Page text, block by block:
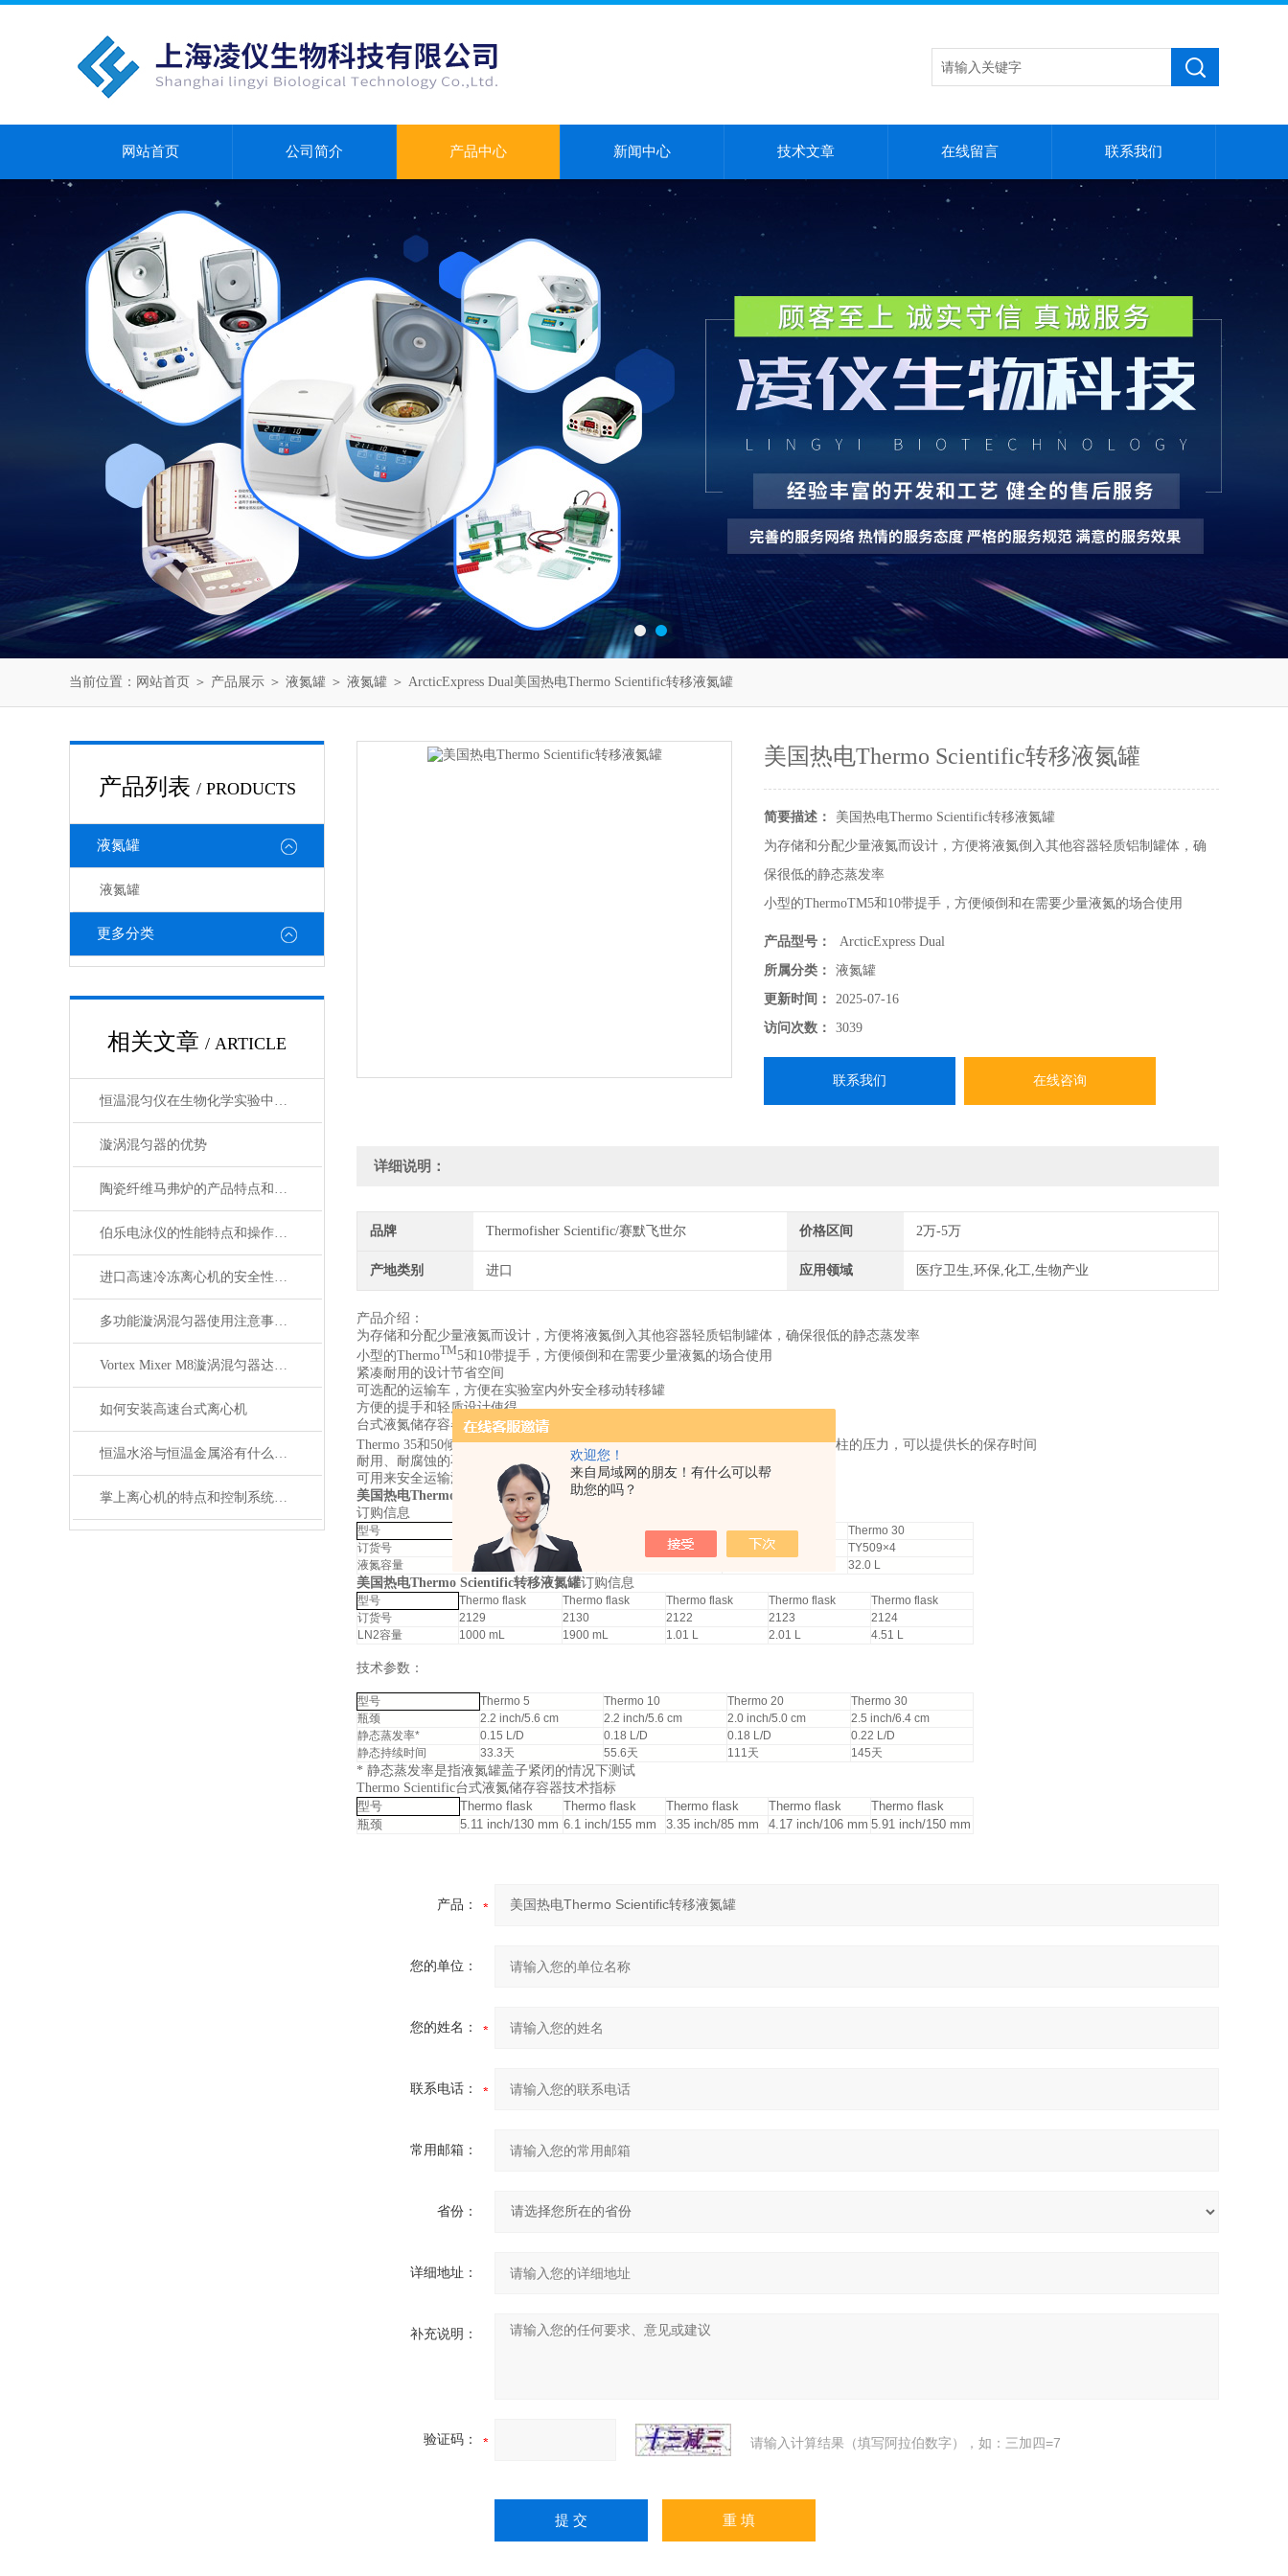
欢迎您！
来自局域网的朋友！有什么可以帮
助您的吗？
网站首页 公司简介 产品中心 新闻中心 技术文章 在线留言 联系我们
当前位置： 网站首页 ＞ 产品展示 ＞ 液氮罐 ＞ 液氮罐 ＞ ArcticExpress Dual美国热电Thermo Scientific转移液氮罐
产品列表 / PRODUCTS
液氮罐
液氮罐
更多分类
相关文章 / ARTICLE
恒温混匀仪在生物化学实验中的应用分析
漩涡混匀器的优势
陶瓷纤维马弗炉的产品特点和用途概述
伯乐电泳仪的性能特点和操作注意事项说明
进口高速冷冻离心机的安全性与性能保障说明
多功能漩涡混匀器使用注意事项有哪些
Vortex Mixer M8漩涡混匀器达到安全标准,满足实验要求
如何安装高速台式离心机
恒温水浴与恒温金属浴有什么不同
掌上离心机的特点和控制系统介绍
美国热电Thermo Scientific转移液氮罐
简要描述：
美国热电Thermo Scientific转移液氮罐
为存储和分配少量液氮而设计，方便将液氮倒入其他容器轻质铝制罐体，确
保很低的静态蒸发率
小型的ThermoTM5和10带提手，方便倾倒和在需要少量液氮的场合使用
紧凑耐用的设计节省空间
可选配的运输车，方便在实验室内外安全移动转移罐
产品型号：
ArcticExpress Dual
所属分类：
液氮罐
更新时间：
2025-07-16
访问次数：
3039
联系我们 在线咨询
详细说明：
品牌 Thermofisher Scientific/赛默飞世尔 价格区间 2万-5万
产地类别 进口 应用领域 医疗卫生,环保,化工,生物产业
产品介绍：
为存储和分配少量液氮而设计，方便将液氮倒入其他容器轻质铝制罐体，确保很低的静态蒸发率
小型的ThermoTM5和10带提手，方便倾倒和在需要少量液氮的场合使用
紧凑耐用的设计节省空间
可选配的运输车，方便在实验室内外安全移动转移罐
方便的提手和轻质设计使得
台式液氮储存容器
Thermo 35和50倾倒液氮方便易行Thermo Flask®液氮容器可抽真空到1×10-5毫米汞柱的压力，可以提供长的保存时间
耐用、耐腐蚀的不锈钢外壳、提手，有夹钳盖确保安全、盖子有出气口
可用来安全运输液氮
美国热电Thermo Scientific转移液氮罐
订购信息
型号 Thermo 5 Thermo 10 Thermo 20
Thermo 30
订货号
TY509×1 TY509×3
TY509×4
液氮容量
5.0 L 32.0 L
美国热电Thermo Scientific转移液氮罐订购信息
型号 Thermo flask Thermo flask Thermo flask Thermo flask
Thermo flask
订货号
2129 2130 2122 2123
2124
LN2容量
1000 mL 1900 mL 1.01 L 2.01 L 4.51 L
技术参数：
型号 Thermo 5 Thermo 10 Thermo 20
Thermo 30
瓶颈
2.2 inch/5.6 cm 2.2 inch/5.6 cm 2.0 inch/5.0 cm
2.5 inch/6.4 cm
静态蒸发率*
0.15 L/D 0.18 L/D 0.18 L/D
0.22 L/D
静态持续时间
33.3天 55.6天 111天 145天
* 静态蒸发率是指液氮罐盖子紧闭的情况下测试
Thermo Scientific台式液氮储存容器技术指标
型号
Thermo flask Thermo flask Thermo flask Thermo flask
Thermo flask
瓶颈
5.11 inch/130 mm 6.1 inch/155 mm 3.35 inch/85 mm 4.17 inch/106 mm 5.91 inch/150 mm
产品：
您的单位：
您的姓名：
联系电话：
常用邮箱：
省份：
详细地址：
补充说明：
验证码： 请输入计算结果（填写阿拉伯数字），如：三加四=7